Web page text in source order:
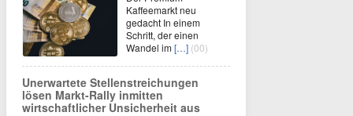
Kaffeemarkt neu
gedacht In einem
Schritt, der einen
Wandel im[…] (00)
Unerwartete Stellenstreichungen
lösen Markt-Rally inmitten
wirtschaftlicher Unsicherheit aus